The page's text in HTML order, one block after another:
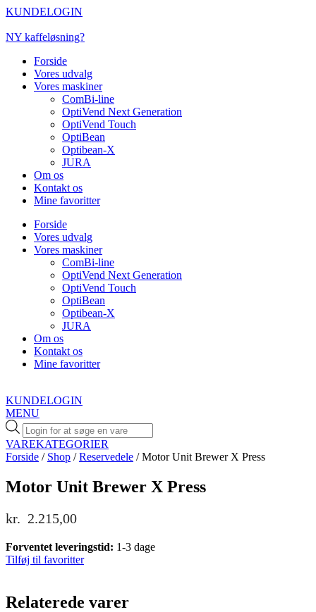
Videre
indhold
KUNDELOGIN
NY kaffeløsning?
Forside
Vores udvalg
Vores maskiner
ComBi-line
OptiVend Next Generation
OptiVend Touch
OptiBean
Optibean-X
JURA
Om os
Kontakt os
Mine favoritter
Forside
Vores udvalg
Vores maskiner
ComBi-line
OptiVend Next Generation
OptiVend Touch
OptiBean
Optibean-X
JURA
Om os
Kontakt os
Mine favoritter
KUNDELOGIN
MENU
Products
search
VAREKATEGORIER
Forside / Shop /Reservedele / Motor Unit Brewer X Press
Motor Unit Brewer X Press
kr. 2.215,00
Forventet leveringstid: 1-3 dage
Tilføj til favoritter
Relaterede varer